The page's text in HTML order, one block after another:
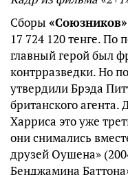
Сборы «Союзников»
17 724 120 тенге.
главный герой был
контрразведки. Но
утвердили Брэда
британского
Харриса это уже
они снимались
друзей Оушена»
Бенджамина